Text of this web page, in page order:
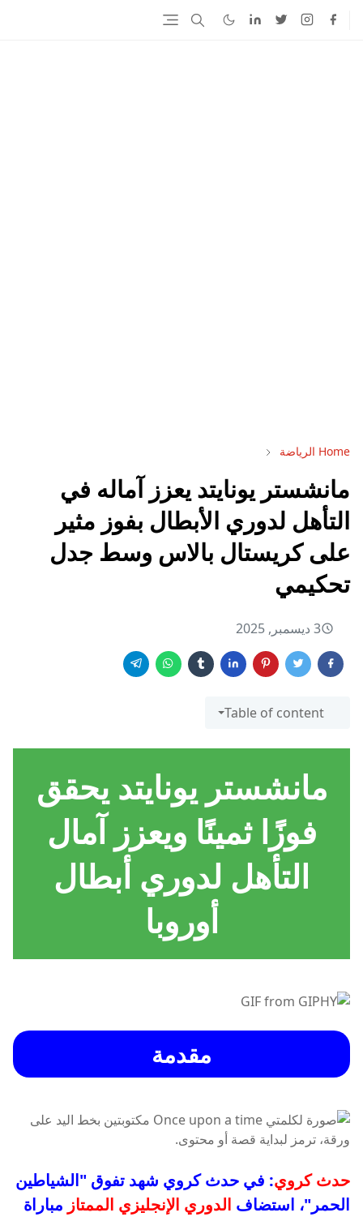
Home الرياضة
مانشستر يونايتد يعزز آماله في
التأهل لدوري الأبطال بفوز مثير
على كريستال بالاس وسط جدل
تحكيمي
3 ديسمبر, 2025
Table of content
مانشستر يونايتد يحقق
فوزًا ثمينًا ويعزز آمال
التأهل لدوري أبطال
أوروبا
مقدمة
حدث كروي: في حدث كروي شهد تفوق "الشياطين
الحمر"، استضاف الدوري الإنجليزي الممتاز مباراة